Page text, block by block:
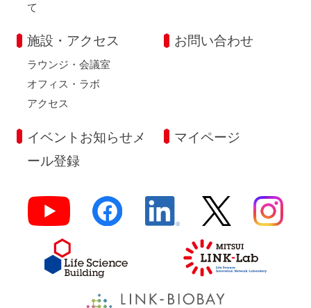
て
施設・アクセス
ラウンジ・会議室
オフィス・ラボ
アクセス
お問い合わせ
イベントお知らせメ
ール登録
マイページ